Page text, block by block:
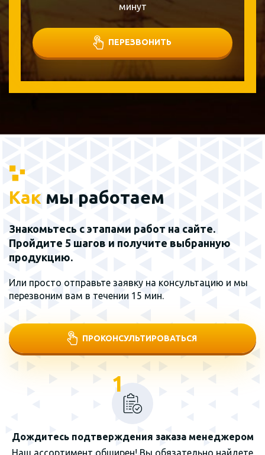
минут
ПЕРЕЗВОНИТЬ
Как мы работаем
Знакомьтесь с этапами работ на сайте.
Пройдите 5 шагов и получите выбранную
продукцию.
Или просто отправьте заявку на консультацию и мы
перезвоним вам в течении 15 мин.
ПРОКОНСУЛЬТИРОВАТЬСЯ
1
Дождитесь подтверждения заказа менеджером
Наш ассортимент обширен! Вы обязательно найдете